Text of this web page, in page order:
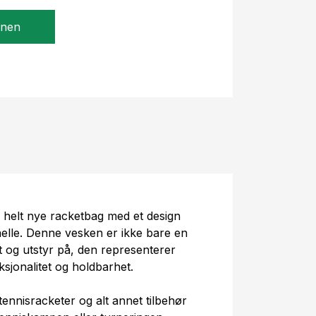
nye racketbag med et design
Denne vesken er ikke bare en
og utstyr på, den representerer
og holdbarhet.
og alt annet tilbehør